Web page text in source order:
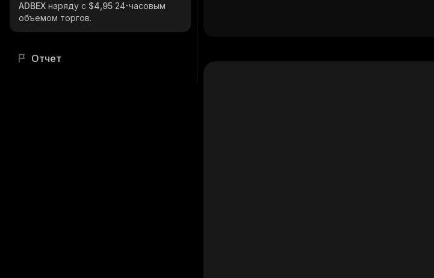
ADBEX наряду с $4,95 24-часовым
объемом торгов.
Отчет